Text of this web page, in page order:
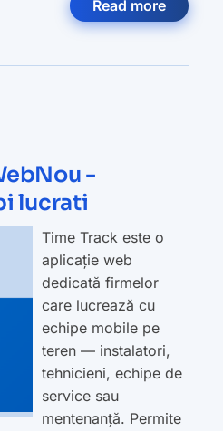
Read more
-
lucrati
Time Track este o
aplicație web
dedicată firmelor
care lucrează cu
echipe mobile pe
teren — instalatori,
tehnicieni, echipe de
service sau
mentenanță. Permite